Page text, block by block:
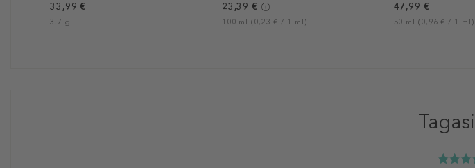
33,99 €
3.7 g
23,39 €
100 ml (0,23 € / 1 ml)
47,99 €
50 ml (0,96 € / 1 ml)